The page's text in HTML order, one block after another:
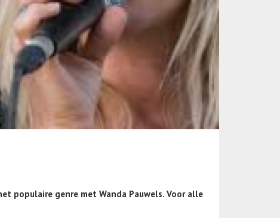
populaire genre met Wanda Pauwels. Voor alle